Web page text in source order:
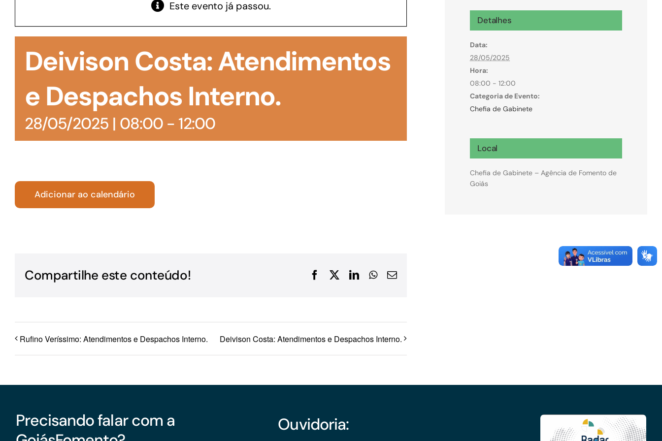
manutenção de estoques e despesas operacionais
realizar obras, dentre outros serviços
Microcrédito
Para MEI, microempresas e pessoas físicas
(feirantes e transportes)
Turismo
Este evento já passou.
Deivison Costa: Atendimentos
e Despachos Interno.
28/05/2025 | 08:00- 12:00
Adicionar ao calendário
Compartilhe este conteúdo! FacebookLinkedInWhatsApp
E-
Rufino Veríssimo: Atendimentos e Despachos Interno. Deivison Costa: Atendimentos e Despachos Interno.
Detalhes
Data:
28/05/2025
Hora:
08:00 - 12:00
Categoria de Evento:
Chefia de Gabinete
Local
Chefia de Gabinete – Agência de Fomento de
Goiás
Precisando falar com a
Ouvidoria: